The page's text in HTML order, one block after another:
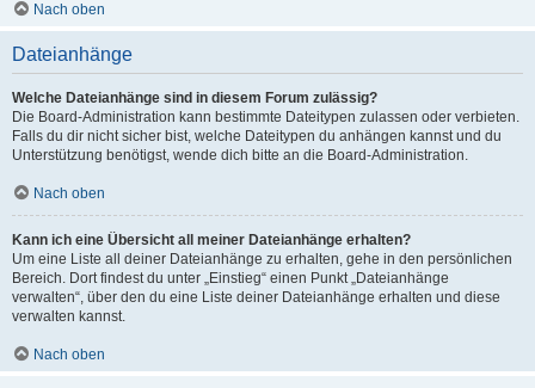
Nach oben
Dateianhänge
Welche Dateianhänge sind in diesem Forum zulässig?
Die Board-Administration kann bestimmte Dateitypen zulassen oder verbieten.
Falls du dir nicht sicher bist, welche Dateitypen du anhängen kannst und du
Unterstützung benötigst, wende dich bitte an die Board-Administration.
Nach oben
Kann ich eine Übersicht all meiner Dateianhänge erhalten?
Um eine Liste all deiner Dateianhänge zu erhalten, gehe in den persönlichen
Bereich. Dort findest du unter „Einstieg“ einen Punkt „Dateianhänge
verwalten“, über den du eine Liste deiner Dateianhänge erhalten und diese
verwalten kannst.
Nach oben